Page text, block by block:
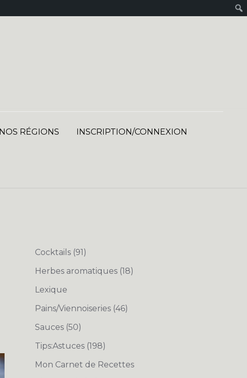
NOS RÉGIONS INSCRIPTION/CONNEXION
Cocktails (91)
Herbes aromatiques (18)
Lexique
Pains/Viennoiseries (46)
Sauces (50)
Tips:Astuces (198)
Mon Carnet de Recettes